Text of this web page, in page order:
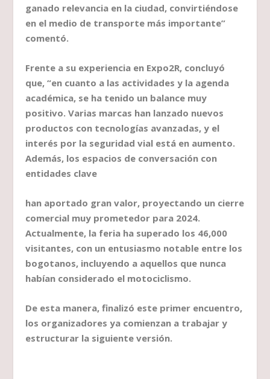
ganado relevancia en la ciudad, convirtiéndose
en el medio de transporte más importante”
comentó.
Frente a su experiencia en Expo2R, concluyó
que, “en cuanto a las actividades y la agenda
académica, se ha tenido un balance muy
positivo. Varias marcas han lanzado nuevos
productos con tecnologías avanzadas, y el
interés por la seguridad vial está en aumento.
Además, los espacios de conversación con
entidades clave
han aportado gran valor, proyectando un cierre
comercial muy prometedor para 2024.
Actualmente, la feria ha superado los 46,000
visitantes, con un entusiasmo notable entre los
bogotanos, incluyendo a aquellos que nunca
habían considerado el motociclismo.
De esta manera, finalizó este primer encuentro,
los organizadores ya comienzan a trabajar y
estructurar la siguiente versión.